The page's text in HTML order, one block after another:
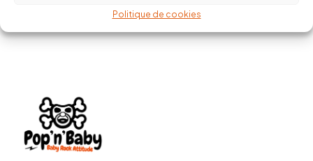
Politique de cookies